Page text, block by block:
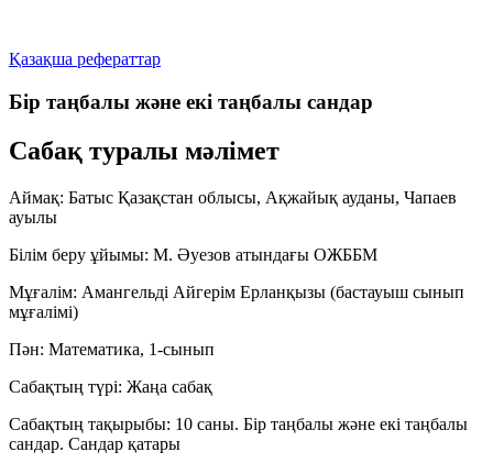
Қазақша рефераттар
Бір таңбалы және екі таңбалы сандар
Сабақ туралы мәлімет
Аймақ: Батыс Қазақстан облысы, Ақжайық ауданы, Чапаев
ауылы
Білім беру ұйымы: М. Әуезов атындағы ОЖББМ
Мұғалім: Амангельді Айгерім Ерланқызы (бастауыш сынып
мұғалімі)
Пән: Математика, 1-сынып
Сабақтың түрі: Жаңа сабақ
Сабақтың тақырыбы: 10 саны. Бір таңбалы және екі таңбалы
сандар. Сандар қатары